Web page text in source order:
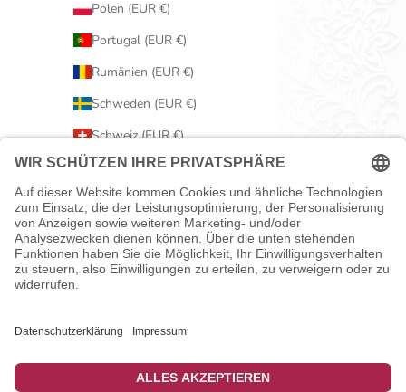
Polen (EUR €)
Portugal (EUR €)
Rumänien (EUR €)
Schweden (EUR €)
Schweiz (EUR €)
Serbien (EUR €)
Slowakei (EUR €)
Slowenien (EUR €)
Spanien (EUR €)
Ungarn (EUR €)